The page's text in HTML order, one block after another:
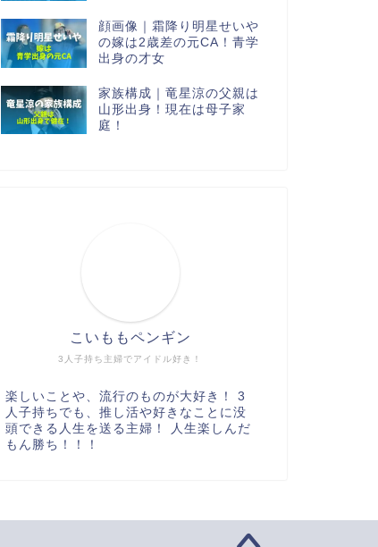
顔画像｜霜降り明星せいや
の嫁は2歳差の元CA！青学
出身の才女
家族構成｜竜星涼の父親は
山形出身！現在は母子家
庭！
3人子持ち主婦でアイドル好き！
こいももペンギン
楽しいことや、流行のものが大好き！ 3
人子持ちでも、推し活や好きなことに没
頭できる人生を送る主婦！ 人生楽しんだ
もん勝ち！！！